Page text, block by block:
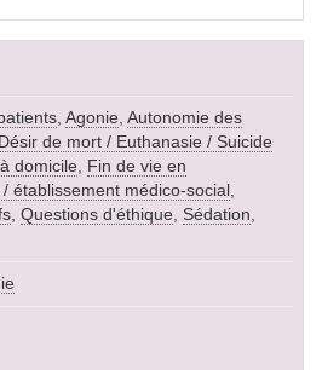
, Agonie, Autonomie des
Désir de mort / Euthanasie / Suicide
domicile, Fin de vie en
établissement médico-social ,
, Questions d'éthique, Sédation,